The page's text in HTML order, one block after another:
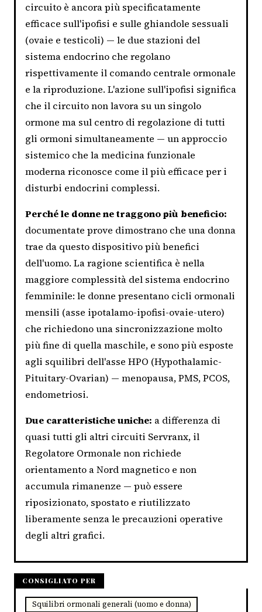
circuito è ancora più specificatamente
efficace sull'ipofisi e sulle ghiandole sessuali
(ovaie e testicoli) — le due stazioni del
sistema endocrino che regolano
rispettivamente il comando centrale ormonale
e la riproduzione. L'azione sull'ipofisi significa
che il circuito non lavora su un singolo
ormone ma sul centro di regolazione di tutti
gli ormoni simultaneamente — un approccio
sistemico che la medicina funzionale
moderna riconosce come il più efficace per i
disturbi endocrini complessi.
Perché le donne ne traggono più beneficio:
documentate prove dimostrano che una donna
trae da questo dispositivo più benefici
dell'uomo. La ragione scientifica è nella
maggiore complessità del sistema endocrino
femminile: le donne presentano cicli ormonali
mensili (asse ipotalamo-ipofisi-ovaie-utero)
che richiedono una sincronizzazione molto
più fine di quella maschile, e sono più esposte
agli squilibri dell'asse HPO (Hypothalamic-
Pituitary-Ovarian) — menopausa, PMS, PCOS,
endometriosi.
Due caratteristiche uniche: a differenza di
quasi tutti gli altri circuiti Servranx, il
Regolatore Ormonale non richiede
orientamento a Nord magnetico e non
accumula rimanenze — può essere
riposizionato, spostato e riutilizzato
liberamente senza le precauzioni operative
degli altri grafici.
CONSIGLIATO PER
Squilibri ormonali generali (uomo e donna)